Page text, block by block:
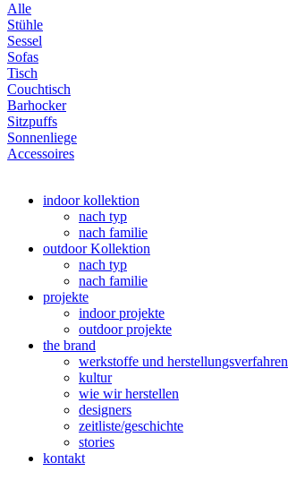
Alle
Stühle
Sessel
Sofas
Tisch
Couchtisch
Barhocker
Sitzpuffs
Sonnenliege
Accessoires
indoor kollektion
nach typ
nach familie
outdoor Kollektion
nach typ
nach familie
projekte
indoor projekte
outdoor projekte
the brand
werkstoffe und herstellungsverfahren
kultur
wie wir herstellen
designers
zeitliste/geschichte
stories
kontakt